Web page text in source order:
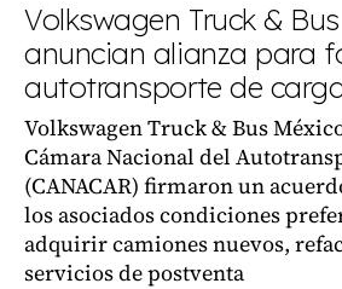
Volkswagen Truck &
anuncian alianza para
autotransporte de
Volkswagen Truck & Bus
Cámara Nacional del
(CANACAR) firmaron un
los asociados condiciones
adquirir camiones nuevos,
servicios de postventa